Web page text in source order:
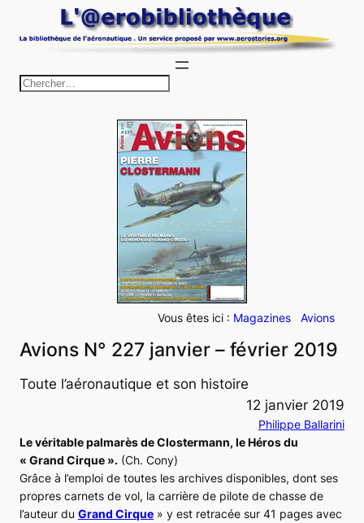
au
c
h
e
r
c
h
e
r
Vous êtes ici : Magazines Avions
Avions N° 227 janvier – février 2019
Toute l’aéronautique et son histoire
12 janvier 2019
Philippe Ballarini
Le véritable palmarès de Clostermann, le Héros du
« Grand Cirque ». (Ch. Cony)
Grâce à l’emploi de toutes les archives disponibles, dont ses
propres carnets de vol, la carrière de pilote de chasse de
l’auteur du Grand Cirque » y est retracée sur 41 pages avec